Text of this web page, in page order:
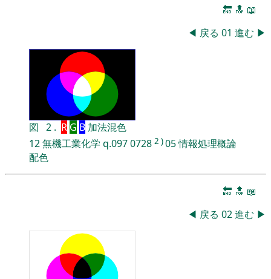
🔚 🔝 📖
◀ 戻る 01 進む ▶
図 2 . R G B加法混色
12無機工業化学 q.0970728 2 )05情報処理概論
配色
🔚 🔝 📖
◀ 戻る 02進む ▶